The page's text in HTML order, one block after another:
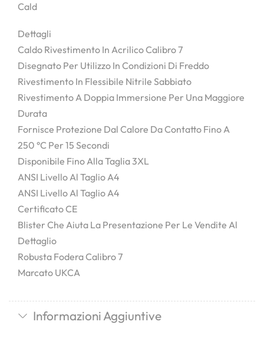
Cald
Dettagli
Caldo Rivestimento In Acrilico Calibro 7
Disegnato Per Utilizzo In Condizioni Di Freddo
Rivestimento In Flessibile Nitrile Sabbiato
Rivestimento A Doppia Immersione Per Una Maggiore
Durata
Fornisce Protezione Dal Calore Da Contatto Fino A
250 °C Per 15 Secondi
Disponibile Fino Alla Taglia 3XL
ANSI Livello Al Taglio A4
ANSI Livello Al Taglio A4
Certificato CE
Blister Che Aiuta La Presentazione Per Le Vendite Al
Dettaglio
Robusta Fodera Calibro 7
Marcato UKCA
Informazioni Aggiuntive